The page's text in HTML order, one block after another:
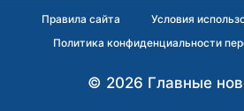
Правила сайта
Условия
Политика конфиденциальности
© 2026 Главные